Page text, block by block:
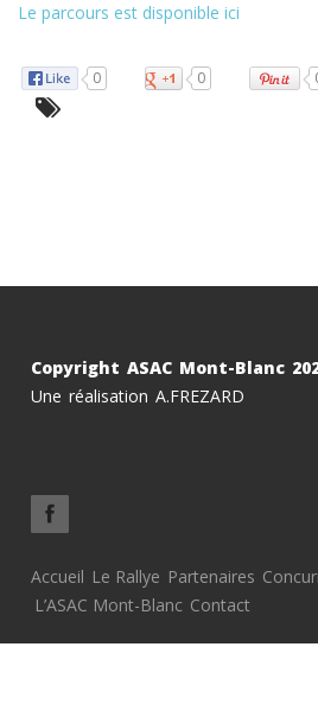
Le parcours est disponible ici
0 0
Copyright ASAC Mont-Blanc
Une réalisation A.FREZARD
Accueil Le Rallye Partenaires
L’ASAC Mont-Blanc Contact